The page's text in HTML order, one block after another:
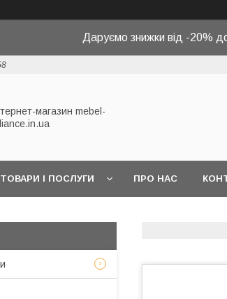
Даруємо знижки від -20%
магазин mebel-
ТОВАРИ І ПОСЛУГИ ПРО НАС